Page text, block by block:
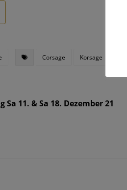
Corsage Korsage
11. & Sa 18. Dezember 21